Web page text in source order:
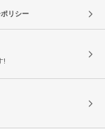
リシー
!